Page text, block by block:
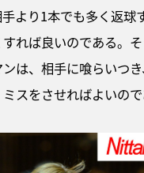
より1本でも多く返球
れば良いのである。
は、相手に喰らいつ
スをさせればよいので